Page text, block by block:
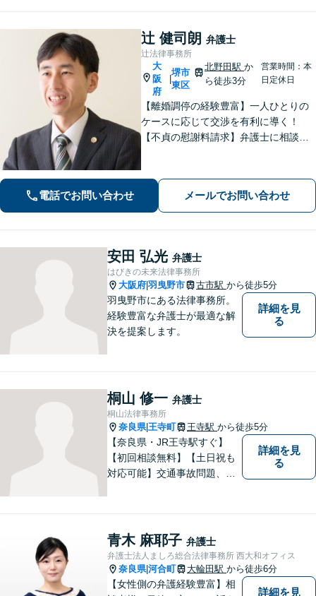
辻 健司朗 弁護士
辻法律事務所
大
阪
府
堺市
東区
北野田駅か
ら徒歩3分
営業時間：本
日定休日
【離婚調停の経験豊富】一人ひとりの
ケースに応じて交渉を有利に導く！
【不貞の慰謝料請求】弁護士に相談す
費・面会交流の問題にも対応】【北野
田駅3分】【完全個室で秘密厳守】
電話でお問い合わせ メールでお問い合わせ
安田 弘光 弁護士
はびきの未来法律事務所
大阪府 羽曳野市 古市駅 から徒歩5分
羽曳野市にある法律事務所。
経験豊富な弁護士が最適な解
決を提案します。
詳細を見
る
桐山 修一 弁護士
桐山法律事務所
奈良県|王寺町 王寺駅 から徒歩5分
【奈良県・JR王寺駅すぐ】
【初回相談無料】【土日祝も
対応可能】交通事故問題、遺
提供しています。
詳細を見
る
青木 麻耶子 弁護士
弁護士法人ましろ総合法律事務所 西大和オフィス
奈良県|河合町 大輪田駅 から徒歩6分
【女性側の弁護経験豊富】相
詳細を見